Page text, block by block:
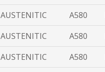
AUSTENITIC A580
AUSTENITIC A580
AUSTENITIC A580